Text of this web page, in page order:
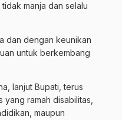
manja dan selalu
dan dengan keunikan
untuk berkembang
lanjut Bupati, terus
ramah disabilitas,
maupun